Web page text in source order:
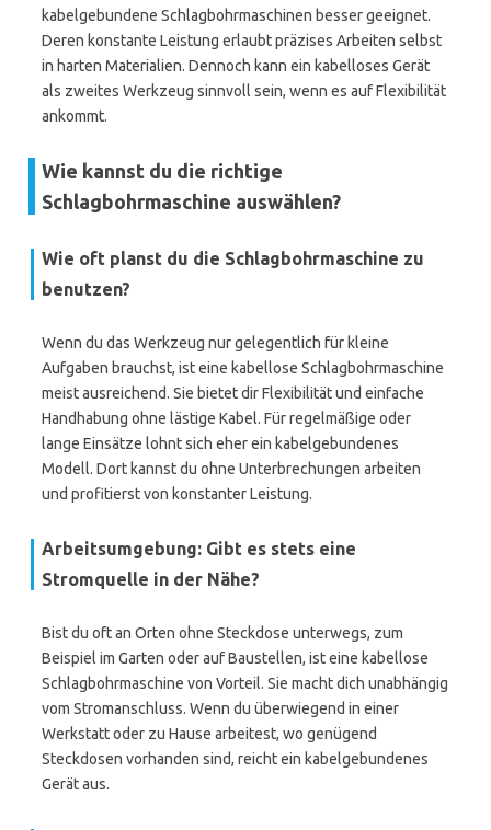
kabelgebundene Schlagbohrmaschinen besser geeignet.
Deren konstante Leistung erlaubt präzises Arbeiten selbst
in harten Materialien. Dennoch kann ein kabelloses Gerät
als zweites Werkzeug sinnvoll sein, wenn es auf Flexibilität
ankommt.
Wie kannst du die richtige
Schlagbohrmaschine auswählen?
Wie oft planst du die Schlagbohrmaschine zu
benutzen?
Wenn du das Werkzeug nur gelegentlich für kleine
Aufgaben brauchst, ist eine kabellose Schlagbohrmaschine
meist ausreichend. Sie bietet dir Flexibilität und einfache
Handhabung ohne lästige Kabel. Für regelmäßige oder
lange Einsätze lohnt sich eher ein kabelgebundenes
Modell. Dort kannst du ohne Unterbrechungen arbeiten
und profitierst von konstanter Leistung.
Arbeitsumgebung: Gibt es stets eine
Stromquelle in der Nähe?
Bist du oft an Orten ohne Steckdose unterwegs, zum
Beispiel im Garten oder auf Baustellen, ist eine kabellose
Schlagbohrmaschine von Vorteil. Sie macht dich unabhängig
vom Stromanschluss. Wenn du überwiegend in einer
Werkstatt oder zu Hause arbeitest, wo genügend
Steckdosen vorhanden sind, reicht ein kabelgebundenes
Gerät aus.